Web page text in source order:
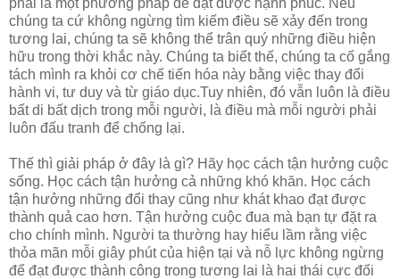
chúng ta cứ không ngừng tìm kiếm điều sẽ xảy đến trong
tương lai, chúng ta sẽ không thể trân quý những điều hiện
hữu trong thời khắc này. Chúng ta biết thế, chúng ta cố gắng
tách mình ra khỏi cơ chế tiến hóa này bằng việc thay đổi
hành vi, tư duy và từ giáo dục.Tuy nhiên, đó vẫn luôn là điều
bất di bất dịch trong mỗi người, là điều mà mỗi người phải
luôn đấu tranh để chống lại.
Thế thì giải pháp ở đây là gì? Hãy học cách tận hưởng cuộc
sống. Học cách tận hưởng cả những khó khăn. Học cách
tận hưởng những đổi thay cũng như khát khao đạt được
thành quả cao hơn. Tận hưởng cuộc đua mà bạn tự đặt ra
cho chính mình. Người ta thường hay hiểu lầm rằng việc
thỏa mãn mỗi giây phút của hiện tại và nỗ lực không ngừng
để đạt được thành công trong tương lai là hai thái cực đối